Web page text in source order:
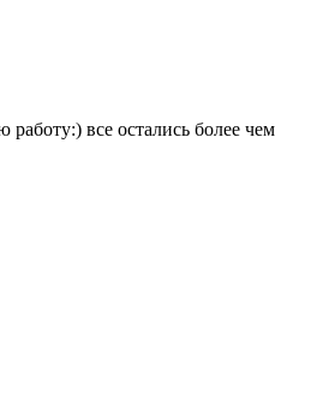
все остались более чем